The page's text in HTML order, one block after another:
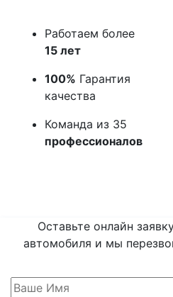
Работаем более
15 лет
100% Гарантия
качества
Команда из 35
профессионалов
Оставьте онлайн
автомобиля и мы